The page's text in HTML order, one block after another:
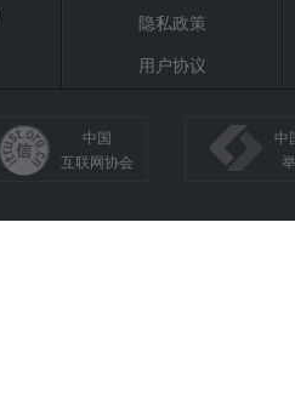
隐私政策
用户协议
中国
互联网协会
中